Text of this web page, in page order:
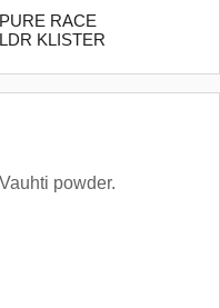
PURE RACE
LDR KLISTER